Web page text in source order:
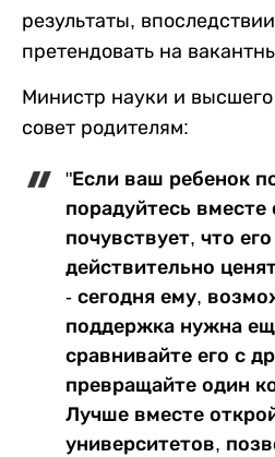
результаты,
претендовать на
Министр науки и
совет родителям:
"Если ваш ребенок
порадуйтесь
почувствует, что
действительно
- сегодня ему,
поддержка нужна
сравнивайте его с
превращайте один
Лучше вместе
университетов,